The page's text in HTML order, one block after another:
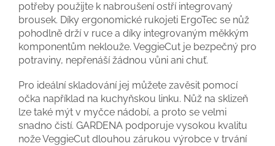
potřeby použijte k nabroušení ostří integrovaný
brousek. Díky ergonomické rukojeti ErgoTec se nůž
pohodlně drží v ruce a díky integrovaným měkkým
komponentům neklouže. VeggieCut je bezpečný pro
potraviny, nepřenáší žádnou vůni ani chuť.
Pro ideální skladování jej můžete zavěsit pomocí
očka například na kuchyňskou linku. Nůž na sklizeň
lze také mýt v myčce nádobí, a proto se velmi
snadno čistí. GARDENA podporuje vysokou kvalitu
nože VeggieCut dlouhou zárukou výrobce v trvání